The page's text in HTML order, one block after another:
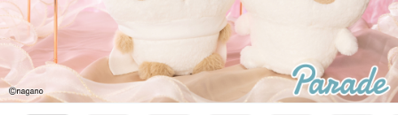
プライバシーポリシー